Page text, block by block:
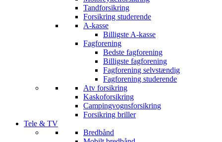
Tandforsikring
Forsikring studerende
A-kasse
Billigste A-kasse
Fagforening
Bedste fagforening
Billigste fagforening
Fagforening selvstændig
Fagforening studerende
Atv forsikring
Kaskoforsikring
Campingvognsforsikring
Forsikring briller
Tele & TV
Bredbånd